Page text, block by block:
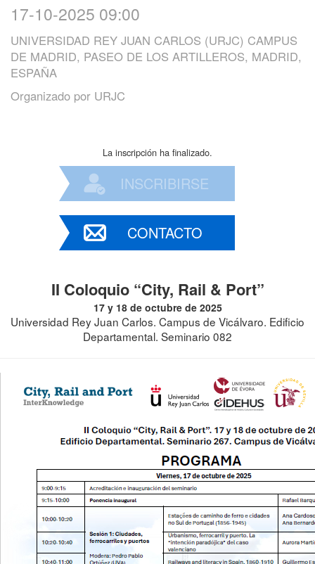
17-10-2025 09:00
UNIVERSIDAD REY JUAN CARLOS (URJC) CAMPUS
DE MADRID, PASEO DE LOS ARTILLEROS, MADRID,
ESPAÑA
Organizado por URJC
La inscripción ha finalizado.
INSCRIBIRSE
CONTACTO
II Coloquio “City, Rail & Port”
17 y 18 de octubre de 2025
Universidad Rey Juan Carlos. Campus de Vicálvaro. Edificio
Departamental. Seminario 082